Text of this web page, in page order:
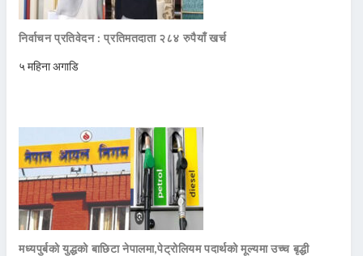
निर्वाचन प्रतिवेदन : प्रतिमतदाता २८४ रुपैयाँ खर्च
५ महिना अगाडि
मध्यपुर्बको युद्धको बाछिटा नेपालमा,पेट्रोलियम पदार्थको मूल्यमा उच्च बृद्धी